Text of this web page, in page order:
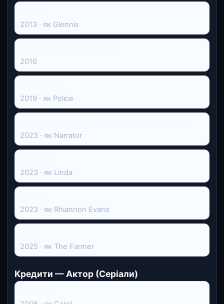
2013 · як Glennis
2016
2019 · як Police
2023 · як Narrator
2023 · як Linda
2023 · як Rhiannon Evans
2025 · як The Farmer
Кредити — Актор (Серіали)